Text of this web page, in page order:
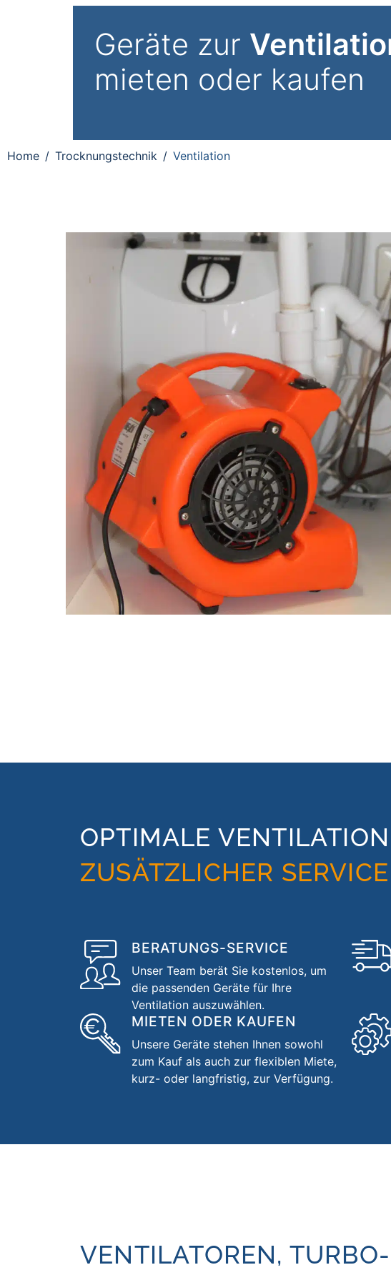
Geräte zur
mieten oder kaufen
Home Trocknungstechnik Ventilation
OPTIMALE
ZUSÄTZLICHER SERVICE
BERATUNGS-SERVICE
Unser Team berät Sie kostenlos, um
die passenden Geräte für Ihre
Ventilation auszuwählen.
MIETEN ODER KAUFEN
Unsere Geräte stehen Ihnen sowohl
zum Kauf als auch zur flexiblen Miete,
kurz- oder langfristig, zur Verfügung.
VENTILATOREN, TURBO­